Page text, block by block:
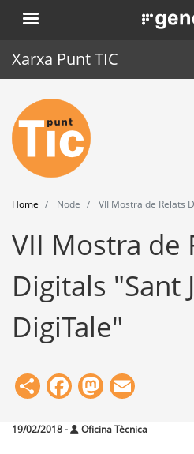
to
. Obre en
Xarxa Punt TIC
Home
Punt TIC
News
Events
Training
Tools
Home Node VII Mostra de Relats
VII Mostra de
Digitals "Sant
DigiTale"
ShareFacebook
19/02/2018- Oficina Tècnica